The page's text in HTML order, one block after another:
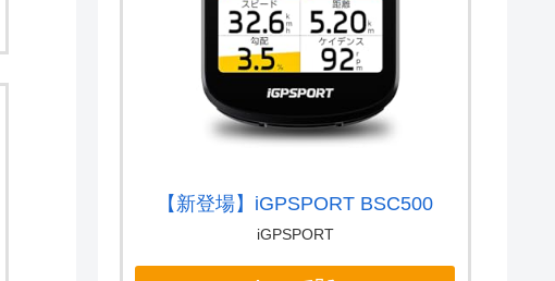
【新登場】iGPSPORT BSC500
iGPSPORT